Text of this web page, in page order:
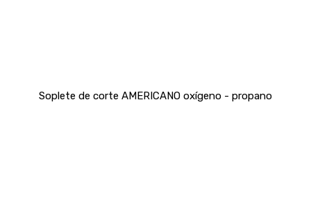
Soplete de corte AMERICANO oxígeno - propano